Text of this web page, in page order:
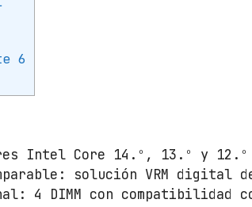
o
c
k
6
Intel Core 14.º, 13.º y 12.º
solución VRM digital
4 DIMM con compatibilidad